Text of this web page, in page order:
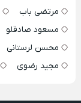
مرتضی باب
مسعود صادقلو
محسن لرستانی
مجید رضوی